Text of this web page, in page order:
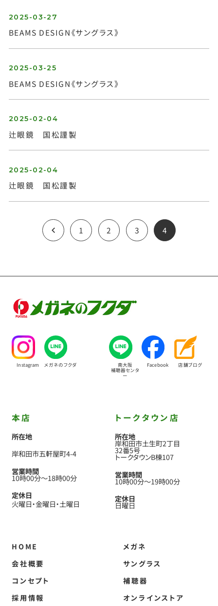
2025-03-27
BEAMS DESIGN《サングラス》
2025-03-25
BEAMS DESIGN《サングラス》
2025-02-04
辻眼鏡 国松謹製
2025-02-04
辻眼鏡 国松謹製
1 2 3 4
Instagram メガネのフクダ 南大阪
補聴器センタ
ー
Facebook 店舗ブログ
本店
所在地
岸和田市五軒屋町4-4
営業時間
10時00分〜18時00分
定休日
火曜日 金曜日 土曜日
トークタウン店
所在地
岸和田市土生町2丁目
32番5号
トークタウンB棟107
営業時間
10時00分〜19時00分
定休日
日曜日
HOME
会社概要
コンセプト
採用情報
メガネ
サングラス
補聴器
オンラインストア